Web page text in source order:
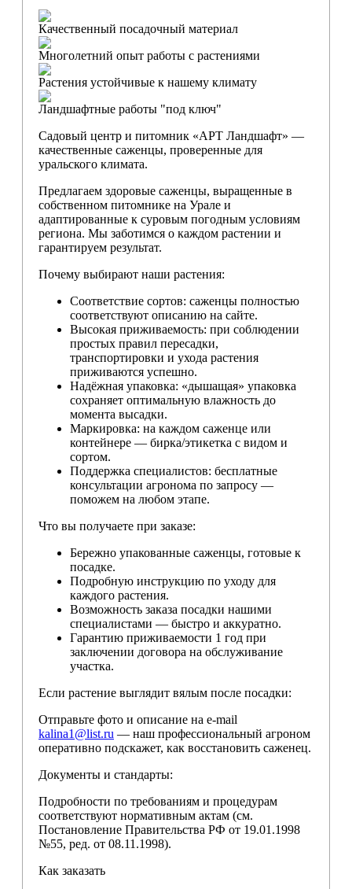
Качественный посадочный материал
Многолетний опыт работы с растениями
Растения устойчивые к нашему климату
Ландшафтные работы "под ключ"
Садовый центр и питомник «АРТ Ландшафт» —
качественные саженцы, проверенные для
уральского климата.
Предлагаем здоровые саженцы, выращенные в
собственном питомнике на Урале и
адаптированные к суровым погодным условиям
региона. Мы заботимся о каждом растении и
гарантируем результат.
Почему выбирают наши растения:
Соответствие сортов: саженцы полностью
соответствуют описанию на сайте.
Высокая приживаемость: при соблюдении
простых правил пересадки,
транспортировки и ухода растения
приживаются успешно.
Надёжная упаковка: «дышащая» упаковка
сохраняет оптимальную влажность до
момента высадки.
Маркировка: на каждом саженце или
контейнере — бирка/этикетка с видом и
сортом.
Поддержка специалистов: бесплатные
консультации агронома по запросу —
поможем на любом этапе.
Что вы получаете при заказе:
Бережно упакованные саженцы, готовые к
посадке.
Подробную инструкцию по уходу для
каждого растения.
Возможность заказа посадки нашими
специалистами — быстро и аккуратно.
Гарантию приживаемости 1 год при
заключении договора на обслуживание
участка.
Если растение выглядит вялым после посадки:
Отправьте фото и описание на e-mail
kalina1@list.ru — наш профессиональный агроном
оперативно подскажет, как восстановить саженец.
Документы и стандарты:
Подробности по требованиям и процедурам
соответствуют нормативным актам (см.
Постановление Правительства РФ от 19.01.1998
№55, ред. от 08.11.1998).
Как заказать